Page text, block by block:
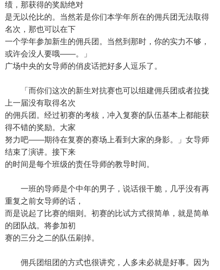
绩，那获得的奖励绝对
是无以伦比的。当然若是你们本学年所在的佣兵团无法取得
名次，那也可以在下
一个学年参加新生的佣兵团。当然到那时，你的实力不够，
或许会没人要哦——。」
广场中央的女导师的俏皮话把好多人逗乐了。
「而你们这次的新生对抗赛也可以组建佣兵团或者拉拢
上一届没有取得名次
的佣兵团。经过初赛的考核，冲入复赛的队伍基本上都能获
得不错的奖励。大家
努力吧——期待在复赛的赛场上看到大家的身影。」女导师
结束了演讲。接下来
的时间是每个班级的责任导师的教导时间。
一班的导师是个中年的男子，说话很干脆，几乎没有再
重复之前女导师的话，
而是说起了比赛的细则。初赛的比试方式很简单，就是简单
的团队战。将参加初
赛的三分之二的队伍刷掉。
佣兵团组团的方式也很讲究，人多未必就是好事。因为